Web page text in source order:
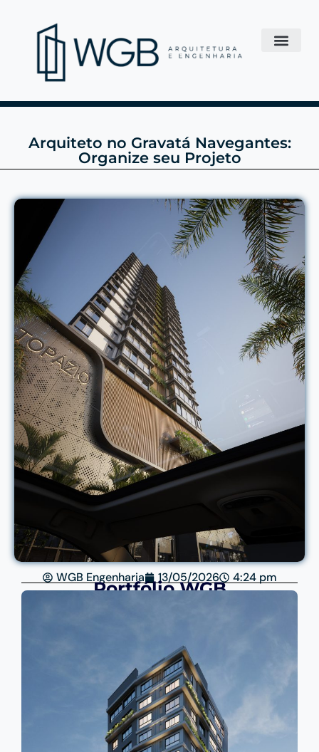
Arquiteto no Gravatá Navegantes:
Organize seu Projeto
WGB Engenharia 13/05/2026 4:24 pm
Portfólio WGB